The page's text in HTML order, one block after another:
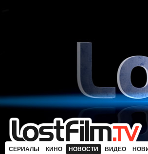
СЕРИАЛЫ КИНО НОВОСТИ ВИДЕО